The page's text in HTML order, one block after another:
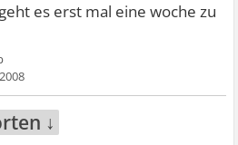
es erst mal eine woche zu
↓